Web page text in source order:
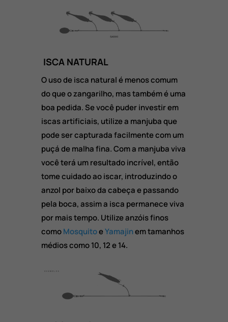
ISCA NATURAL
O uso de isca natural é menos comum
do que o zangarilho, mas também é uma
boa pedida. Se você puder investir em
iscas artificiais, utilize a manjuba que
pode ser capturada facilmente com um
puçá de malha fina. Com a manjuba viva
você terá um resultado incrível, então
tome cuidado ao iscar, introduzindo o
anzol por baixo da cabeça e passando
pela boca, assim a isca permanece viva
por mais tempo. Utilize anzóis finos
comoMosquitoeYamajinem tamanhos
médios como 10, 12 e 14.